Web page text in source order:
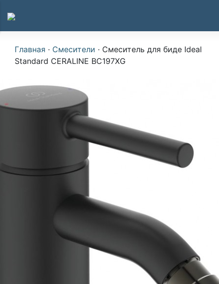
Главная · Смесители · Смеситель для биде Ideal
Standard CERALINE BC197XG